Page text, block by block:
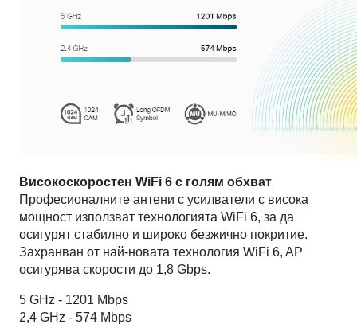
Високоскоростен WiFi 6 с голям обхват
Професионалните антени с усилватели с висока
мощност използват технологията WiFi 6, за да
осигурят стабилно и широко безжично покритие.
Захранван от най-новата технология WiFi 6, AP
осигурява скорости до 1,8 Gbps.
5 GHz - 1201 Mbps
2,4 GHz - 574 Mbps